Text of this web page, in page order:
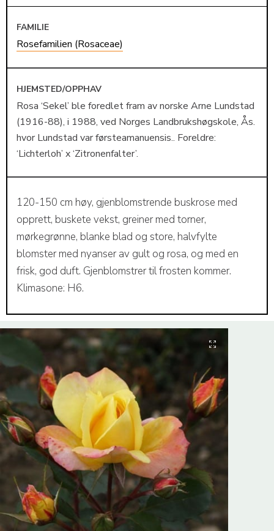
FAMILIE
Rosefamilien (Rosaceae)
HJEMSTED/OPPHAV
Rosa ‘Sekel’ ble foredlet fram av norske Arne Lundstad
(1916-88), i 1988, ved Norges Landbrukshøgskole, Ås.
hvor Lundstad var førsteamanuensis.. Foreldre:
‘Lichterloh’ x ‘Zitronenfalter’.
120-150 cm høy, gjenblomstrende buskrose med
opprett, buskete vekst, greiner med torner,
mørkegrønne, blanke blad og store, halvfylte
blomster med nyanser av gult og rosa, og med en
frisk, god duft. Gjenblomstrer til frosten kommer.
Klimasone: H6.